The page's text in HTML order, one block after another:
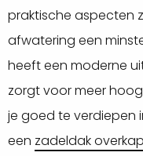
praktische aspecten
afwatering een
heeft een moderne
zorgt voor meer
je goed te verdiepen
een zadeldak